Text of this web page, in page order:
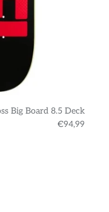
Big Board 8.5 Deck
€94,99